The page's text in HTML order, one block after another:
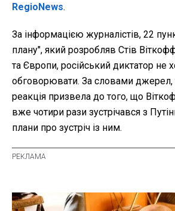
RegioNews.
За інформацією журналістів, 22
плану", який розробляв Стів
та Європи, російський диктатор не
обговорювати. За словами джерел,
реакція призвела до того, що
вже чотири рази зустрічався з
плани про зустріч із ним.